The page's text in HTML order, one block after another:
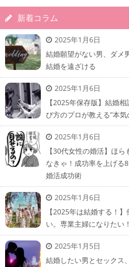
新着コラム
2025年1月6日
結婚願望がない男、ダメ
結婚を遠ざける
2025年1月6日
【2025年保存版】結婚
び方のプロが教える”本気
2025年1月6日
【30代女性の婚活】ほ
なきゃ！成功率を上げる
婚活成功術
2025年1月6日
【2025年は結婚する！
い。専業主婦になりたい
2025年1月5日
結婚したい男とセックス